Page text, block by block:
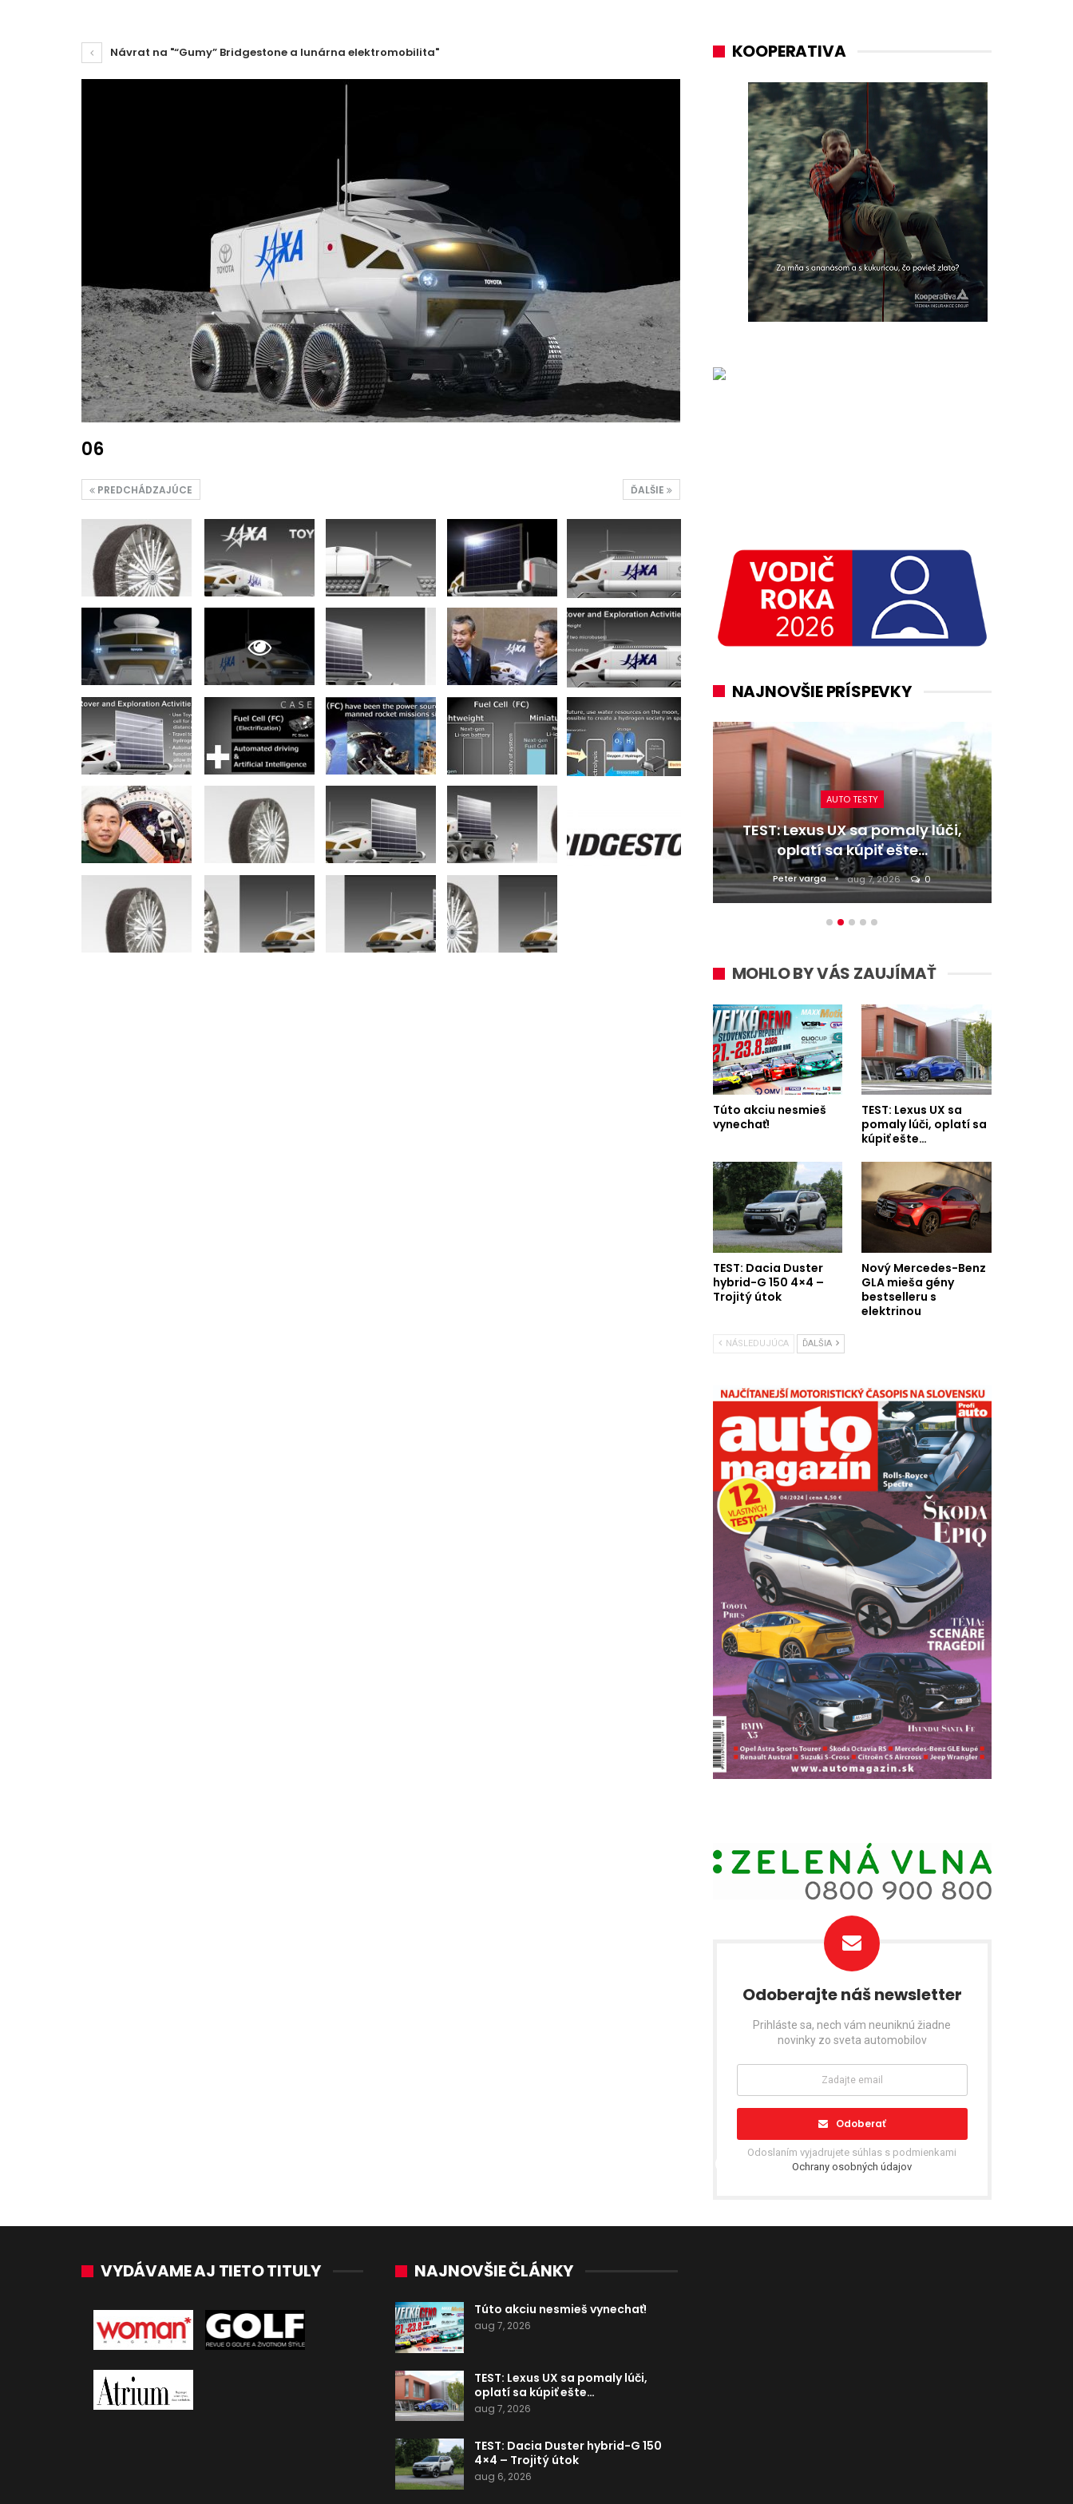
Návrat na "“Gumy” Bridgestone a lunárna elektromobilita"
06
ĎALŠIE
PREDCHÁDZAJÚCE
KOOPERATIVA
NAJNOVŠIE PRÍSPEVKY
NOVINKY
Nový Mercedes-Benz GLA mieša
gény bestselleru s elektrinou
Majo Bona júl 31, 2026 0
NOVINKY
Túto akciu nesmieš vynechať!
Majo Bona aug 7, 2026
AUTO TESTY
TEST: Lexus UX sa pomaly lúči,
oplatí sa kúpiť ešte…
Peter varga aug 7, 2026 0
MOHLO BY VÁS ZAUJÍMAŤ
Túto akciu nesmieš
vynechať!
TEST: Lexus UX sa
pomaly lúči, oplatí sa
kúpiť ešte…
TEST: Dacia Duster
hybrid-G 150 4×4 –
Trojitý útok
Nový Mercedes-Benz
GLA mieša gény
bestselleru s
elektrinou
NÁSLEDUJÚCA ĎALŠIA
Odoberajte náš newsletter
Prihláste sa, nech vám neuniknú žiadne
novinky zo sveta automobilov
Odoberať
Odoslaním vyjadrujete súhlas s podmienkami
Ochrany osobných údajov
VYDÁVAME AJ TIETO TITULY NAJNOVŠIE ČLÁNKY
Túto akciu nesmieš vynechať!
aug 7, 2026
TEST: Lexus UX sa pomaly lúči,
oplatí sa kúpiť ešte…
aug 7, 2026
TEST: Dacia Duster hybrid-G 150
4×4 – Trojitý útok
aug 6, 2026